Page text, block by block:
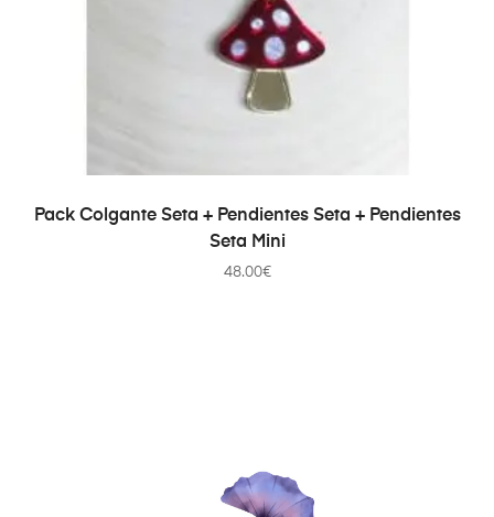
AÑADIR AL CARRITO
Pack Colgante Seta + Pendientes Seta + Pendientes
Seta Mini
48.00€